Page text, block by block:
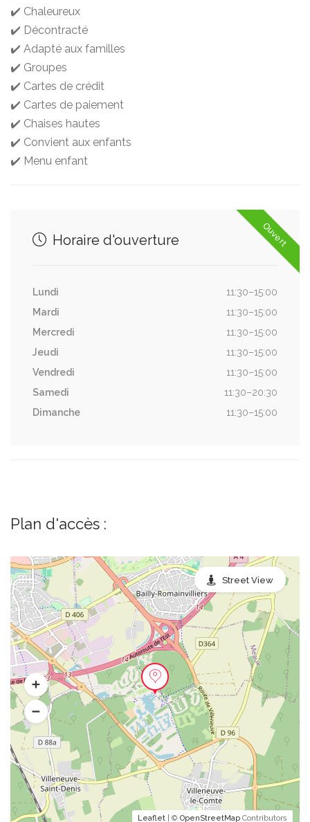
✔️ Chaleureux
✔️ Décontracté
✔️ Adapté aux familles
✔️ Groupes
✔️ Cartes de crédit
✔️ Cartes de paiement
✔️ Chaises hautes
✔️ Convient aux enfants
✔️ Menu enfant
Ouvert
Horaire d'ouverture
Lundi
11:30–15:00
Mardi
11:30–15:00
Mercredi
11:30–15:00
Jeudi
11:30–15:00
Vendredi
11:30–15:00
Samedi
11:30–20:30
Dimanche
11:30–15:00
Plan d'accès :
Leaflet | © OpenStreetMap Contributors
Street View